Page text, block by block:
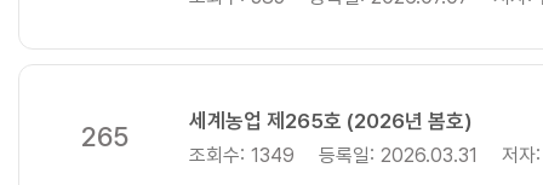
265 세계농업 제265호 (2026년 봄호)
조회수: 1349 등록일: 2026.03.31 저자: